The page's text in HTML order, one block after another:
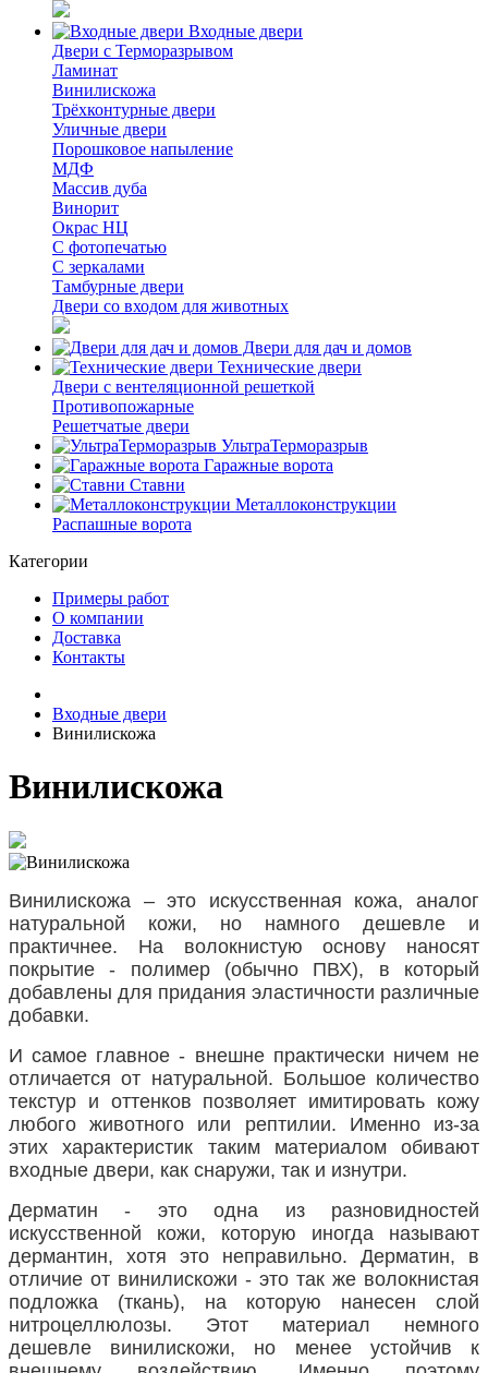
Входные двери
Двери с Терморазрывом
Ламинат
Винилискожа
Трёхконтурные двери
Уличные двери
Порошковое напыление
МДФ
Массив дуба
Винорит
Окрас НЦ
С фотопечатью
С зеркалами
Тамбурные двери
Двери со входом для животных
Двери для дач и домов
Технические двери
Двери с вентеляционной решеткой
Противопожарные
Решетчатые двери
УльтраТерморазрыв
Гаражные ворота
Ставни
Металлоконструкции
Распашные ворота
Категории
Примеры работ
О компании
Доставка
Контакты
Входные двери
Винилискожа
Винилискожа
Винилискожа – это искусственная кожа, аналог
натуральной кожи, но намного дешевле и
практичнее. На волокнистую основу наносят
покрытие - полимер (обычно ПВХ), в который
добавлены для придания эластичности различные
добавки.
И самое главное - внешне практически ничем не
отличается от натуральной. Большое количество
текстур и оттенков позволяет имитировать кожу
любого животного или рептилии. Именно из-за
этих характеристик таким материалом обивают
входные двери, как снаружи, так и изнутри.
Дерматин - это одна из разновидностей
искусственной кожи, которую иногда называют
дермантин, хотя это неправильно. Дерматин, в
отличие от винилискожи - это так же волокнистая
подложка (ткань), на которую нанесен слой
нитроцеллюлозы. Этот материал немного
дешевле винилискожи, но менее устойчив к